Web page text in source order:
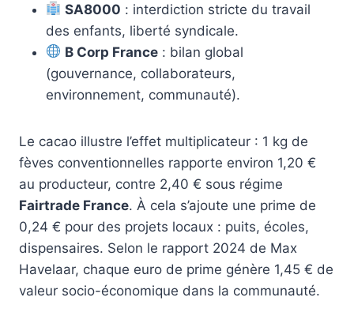
SA8000 : interdiction stricte du travail
des enfants, liberté syndicale.
B Corp France : bilan global
(gouvernance, collaborateurs,
environnement, communauté).
Le cacao illustre l’effet multiplicateur : 1 kg de
fèves conventionnelles rapporte environ 1,20 €
au producteur, contre 2,40 € sous régime
Fairtrade France. À cela s’ajoute une prime de
0,24 € pour des projets locaux : puits, écoles,
dispensaires. Selon le rapport 2024 de Max
Havelaar, chaque euro de prime génère 1,45 € de
valeur socio-économique dans la communauté.